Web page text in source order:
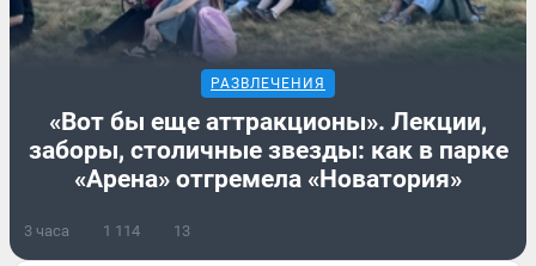
РАЗВЛЕЧЕНИЯ
«Вот бы еще аттракционы». Лекции,
заборы, столичные звезды: как в парке
«Арена» отгремела «Новатория»
3 часа 1 114 13